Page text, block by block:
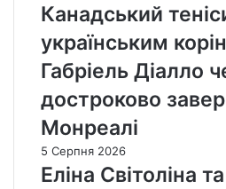
Канадський
українським
Габріель Діалло
достроково
Монреалі
5 Серпня 2026
Еліна Світоліна